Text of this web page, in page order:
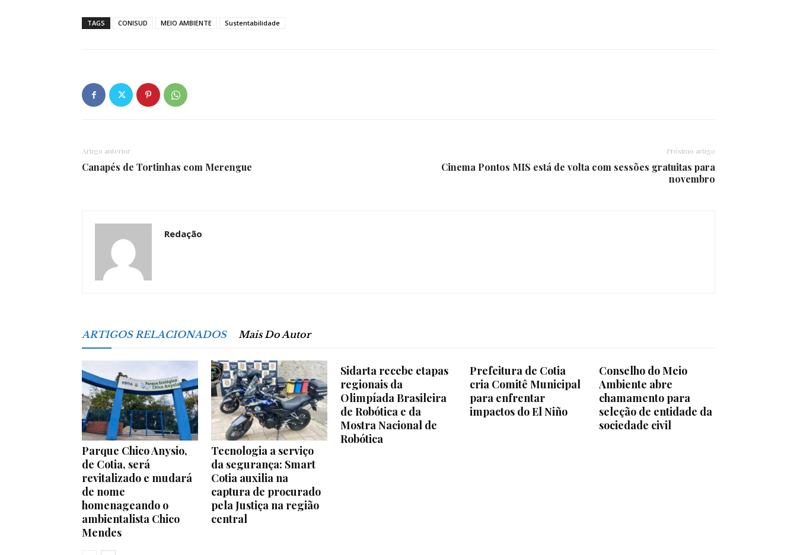
TAGS CONISUD MEIO AMBIENTE Sustentabilidade
Artigo anterior
Canapés de Tortinhas com Merengue
Próximo artigo
Cinema Pontos MIS está de volta com sessões gratuitas para
novembro
Redação
ARTIGOS RELACIONADOS Mais Do Autor
Parque Chico Anysio,
de Cotia, será
revitalizado e mudará
de nome
homenageando o
ambientalista Chico
Mendes
Tecnologia a serviço
da segurança: Smart
Cotia auxilia na
captura de procurado
pela Justiça na região
central
Sidarta recebe etapas
regionais da
Olimpíada Brasileira
de Robótica e da
Mostra Nacional de
Robótica
Prefeitura de Cotia
cria Comitê Municipal
para enfrentar
impactos do El Niño
Conselho do Meio
Ambiente abre
chamamento para
seleção de entidade da
sociedade civil